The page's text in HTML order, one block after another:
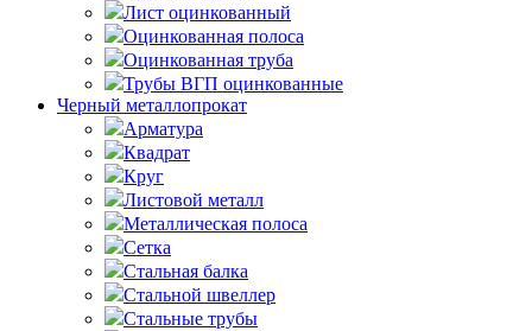
Лист оцинкованный
Оцинкованная полоса
Оцинкованная труба
Трубы ВГП оцинкованные
Черный металлопрокат
Арматура
Квадрат
Круг
Листовой металл
Металлическая полоса
Сетка
Стальная балка
Стальной швеллер
Стальные трубы